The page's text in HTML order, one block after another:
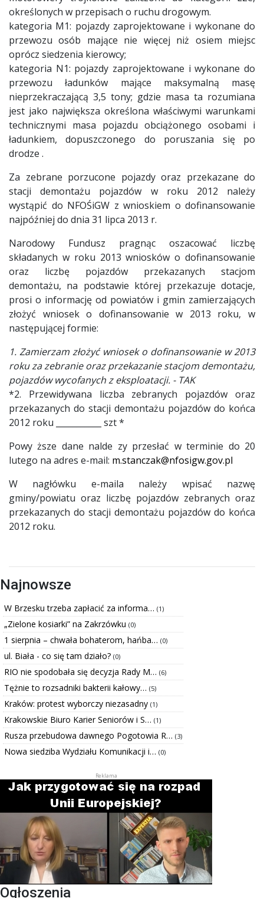
określonych w przepisach o ruchu drogowym.
kategoria M1: pojazdy zaprojektowane i wykonane do
przewozu osób mające nie więcej niż osiem miejsc
oprócz siedzenia kierowcy;
kategoria N1: pojazdy zaprojektowane i wykonane do
przewozu ładunków mające maksymalną masę
nieprzekraczającą 3,5 tony; gdzie masa ta rozumiana
jest jako największa określona właściwymi warunkami
technicznymi masa pojazdu obciążonego osobami i
ładunkiem, dopuszczonego do poruszania się po
drodze .
Za zebrane porzucone pojazdy oraz przekazane do
stacji demontażu pojazdów w roku 2012 należy
wystąpić do NFOŚiGW z wnioskiem o dofinansowanie
najpóźniej do dnia 31 lipca 2013 r.
Narodowy Fundusz pragnąc oszacować liczbę
składanych w roku 2013 wniosków o dofinansowanie
oraz liczbę pojazdów przekazanych stacjom
demontażu, na podstawie której przekazuje dotacje,
prosi o informację od powiatów i gmin zamierzających
złożyć wniosek o dofinansowanie w 2013 roku, w
następującej formie:
1. Zamierzam złożyć wniosek o dofinansowanie w 2013
roku za zebranie oraz przekazanie stacjom demontażu,
pojazdów wycofanych z eksploatacji. - TAK
*2. Przewidywana liczba zebranych pojazdów oraz
przekazanych do stacji demontażu pojazdów do końca
2012 roku ___________ szt *
Powy ższe dane nalde zy przesłać w terminie do 20
lutego na adres e-mail: m.stanczak@nfosigw.gov.pl
W nagłówku e-maila należy wpisać nazwę
gminy/powiatu oraz liczbę pojazdów zebranych oraz
przekazanych do stacji demontażu pojazdów do końca
2012 roku.
Najnowsze
W Brzesku trzeba zapłacić za informa… (1)
„Zielone kosiarki” na Zakrzówku (0)
1 sierpnia – chwała bohaterom, hańba… (0)
ul. Biała - co się tam działo? (0)
RIO nie spodobała się decyzja Rady M… (6)
Tężnie to rozsadniki bakterii kałowy… (5)
Kraków: protest wyborczy niezasadny (1)
Krakowskie Biuro Karier Seniorów i S… (1)
Rusza przebudowa dawnego Pogotowia R… (3)
Nowa siedziba Wydziału Komunikacji i… (0)
Ogłoszenia